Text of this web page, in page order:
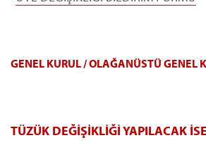
GENEL KURUL / OLAĞANÜSTÜ GENEL
TÜZÜK DEĞİŞİKLİĞİ YAPILACAK